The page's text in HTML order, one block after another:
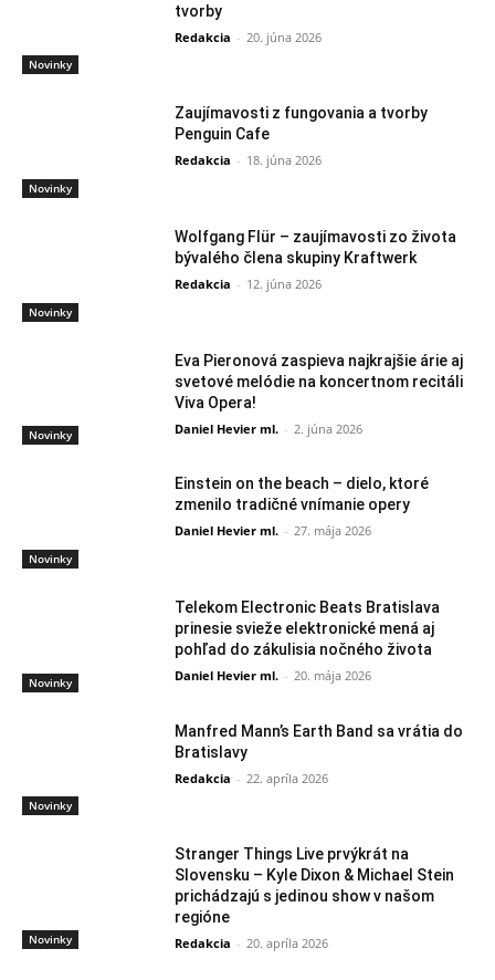
Novinky
tvorby
Redakcia - 20. júna 2026
Novinky
Zaujímavosti z fungovania a tvorby
Penguin Cafe
Redakcia - 18. júna 2026
Novinky
Wolfgang Flür – zaujímavosti zo života
bývalého člena skupiny Kraftwerk
Redakcia - 12. júna 2026
Novinky
Eva Pieronová zaspieva najkrajšie árie aj
svetové melódie na koncertnom recitáli
Viva Opera!
Daniel Hevier ml. - 2. júna 2026
Novinky
Einstein on the beach – dielo, ktoré
zmenilo tradičné vnímanie opery
Daniel Hevier ml. - 27. mája 2026
Novinky
Telekom Electronic Beats Bratislava
prinesie svieže elektronické mená aj
pohľad do zákulisia nočného života
Daniel Hevier ml. - 20. mája 2026
Novinky
Manfred Mann’s Earth Band sa vrátia do
Bratislavy
Redakcia - 22. apríla 2026
Novinky
Stranger Things Live prvýkrát na
Slovensku – Kyle Dixon & Michael Stein
prichádzajú s jedinou show v našom
regióne
Redakcia - 20. apríla 2026